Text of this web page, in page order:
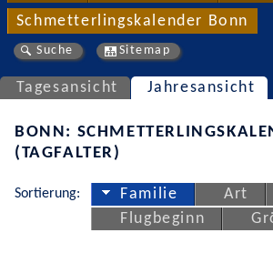
Schmetterlingskalender Bonn
Suche Sitemap
Tagesansicht Jahresansicht
BONN:
(TAGFALTER)
Sortierung: Familie Art
Flugbeginn